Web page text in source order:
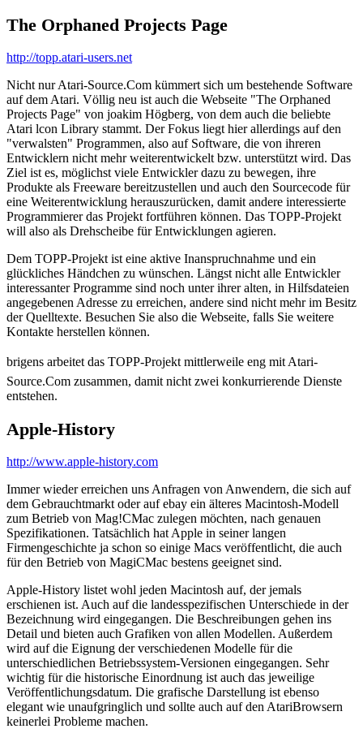
The Orphaned Projects Page
http://topp.atari-users.net
Nicht nur Atari-Source.Com kümmert sich um bestehende Software
auf dem Atari. Völlig neu ist auch die Webseite "The Orphaned
Projects Page" von joakim Högberg, von dem auch die beliebte
Atari lcon Library stammt. Der Fokus liegt hier allerdings auf den
"verwalsten" Programmen, also auf Software, die von ihreren
Entwicklern nicht mehr weiterentwickelt bzw. unterstützt wird. Das
Ziel ist es, möglichst viele Entwickler dazu zu bewegen, ihre
Produkte als Freeware bereitzustellen und auch den Sourcecode für
eine Weiterentwicklung herauszurücken, damit andere interessierte
Programmierer das Projekt fortführen können. Das TOPP-Projekt
will also als Drehscheibe für Entwicklungen agieren.
Dem TOPP-Projekt ist eine aktive Inanspruchnahme und ein
glückliches Händchen zu wünschen. Längst nicht alle Entwickler
interessanter Programme sind noch unter ihrer alten, in Hilfsdateien
angegebenen Adresse zu erreichen, andere sind nicht mehr im Besitz
der Quelltexte. Besuchen Sie also die Webseite, falls Sie weitere
Kontakte herstellen können.
brigens arbeitet das TOPP-Projekt mittlerweile eng mit Atari-
Source.Com zusammen, damit nicht zwei konkurrierende Dienste
entstehen.
Apple-History
http://www.apple-history.com
Immer wieder erreichen uns Anfragen von Anwendern, die sich auf
dem Gebrauchtmarkt oder auf ebay ein älteres Macintosh-Modell
zum Betrieb von Mag!CMac zulegen möchten, nach genauen
Spezifikationen. Tatsächlich hat Apple in seiner langen
Firmengeschichte ja schon so einige Macs veröffentlicht, die auch
für den Betrieb von MagiCMac bestens geeignet sind.
Apple-History listet wohl jeden Macintosh auf, der jemals
erschienen ist. Auch auf die landesspezifischen Unterschiede in der
Bezeichnung wird eingegangen. Die Beschreibungen gehen ins
Detail und bieten auch Grafiken von allen Modellen. Außerdem
wird auf die Eignung der verschiedenen Modelle für die
unterschiedlichen Betriebssystem-Versionen eingegangen. Sehr
wichtig für die historische Einordnung ist auch das jeweilige
Veröffentlichungsdatum. Die grafische Darstellung ist ebenso
elegant wie unaufgringlich und sollte auch auf den AtariBrowsern
keinerlei Probleme machen.